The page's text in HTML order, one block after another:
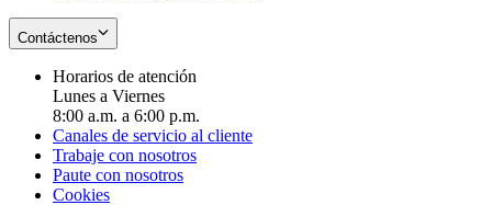
Contáctenos
Horarios de atención
Lunes a Viernes
8:00 a.m. a 6:00 p.m.
Canales de servicio al cliente
Trabaje con nosotros
Paute con nosotros
Cookies